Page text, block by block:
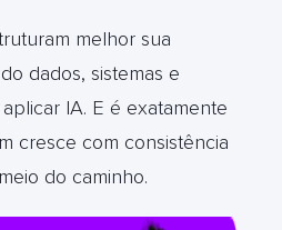
melhor sua
dados, sistemas e
IA. E é exatamente
cresce com consistência
do caminho.